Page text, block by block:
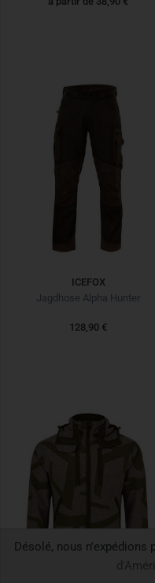
Désolé, nous n'expédions
ICEFOX
Jagdhose Alpha Hunter
128,90 €